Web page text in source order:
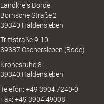
Landkreis Börde
Bornsche Straße 2
39340 Haldensleben
Triftstraße 9-10
39387 Oschersleben (Bode)
Kronesruhe 8
39340 Haldensleben
Telefon: +49 3904 7240-0
Fax: +49 3904 49008